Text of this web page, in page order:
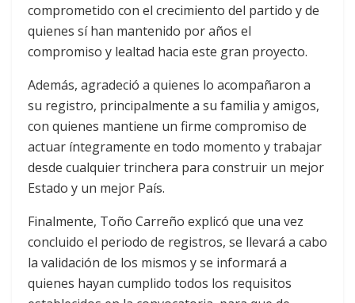
comprometido con el crecimiento del partido y de
quienes sí han mantenido por años el
compromiso y lealtad hacia este gran proyecto.
Además, agradeció a quienes lo acompañaron a
su registro, principalmente a su familia y amigos,
con quienes mantiene un firme compromiso de
actuar íntegramente en todo momento y trabajar
desde cualquier trinchera para construir un mejor
Estado y un mejor País.
Finalmente, Toño Carreño explicó que una vez
concluido el periodo de registros, se llevará a cabo
la validación de los mismos y se informará a
quienes hayan cumplido todos los requisitos